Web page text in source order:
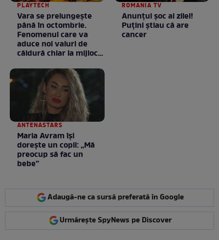
PLAYTECH
Vara se prelungeşte
până în octombrie.
Fenomenul care va
aduce noi valuri de
căldură chiar la mijlocul
ROMANIA TV
Anunţul şoc al zilei!
Puţini ştiau că are
cancer
ANTENASTARS
Maria Avram își
dorește un copil: „Mă
preocup să fac un
bebe”
Adaugă-ne ca sursă preferată în Google
Urmărește SpyNews pe Discover